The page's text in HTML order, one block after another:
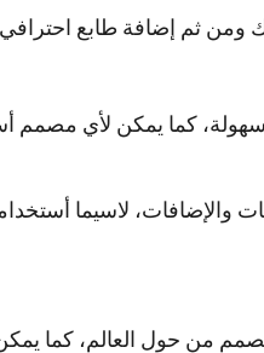
ومن ثم إضافة طابع
كما يمكن لأي مصمم
والإضافات، لاسيما
الأدات حوالي 25 ألف مصمم من حول